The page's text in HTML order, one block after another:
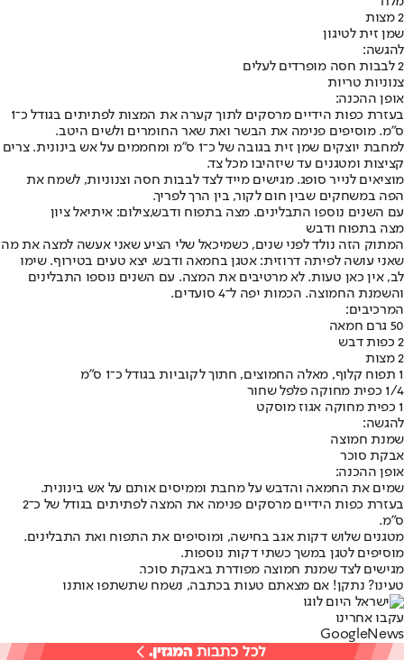
2 מצות
שמן זית לטיגון
להגשה:
2 לבבות חסה מופרדים לעלים
צנוניות טריות
אופן ההכנה:
בעזרת כפות הידיים מרסקים לתוך קערה את המצות לפתיתים בגודל כ־1
ס"מ. מוסיפים פנימה את הבשר ואת שאר החומרים ולשים היטב.
למחבת יוצקים שמן זית בגובה של כ־1 ס"מ ומחממים על אש בינונית. צרים
קציצות ומטגנים עד שיזהיבו מכל צד.
מוציאים לנייר סופג. מגישים מייד לצד לבבות חסה וצנוניות, לשמח את
הפה במשחקים שבין חום לקור, בין הרך לפריך.
עם השנים נוספו התבלינים. מצה בתפוח ודבש,צילום: איתיאל ציון
מצה בתפוח ודבש
המתוק הזה נולד לפני שנים, כשמיכאל שלי הציע שאני אעשה למצה את מה
שאני עושה לפיתה דרוזית: אטגן בחמאה ודבש. יצא טעים בטירוף. שימו
לב, אין כאן טעות. לא מרטיבים את המצה. עם השנים נוספו התבלינים
והשמנת החמוצה. הכמות יפה ל־4 סועדים.
המרכיבים:
50 גרם חמאה
2 כפות דבש
2 מצות
1 תפוח קלוף, מאלה החמוצים, חתוך לקוביות בגודל כ־1 ס"מ
1/4 כפית מחוקה פלפל שחור
1 כפית מחוקה אגוז מוסקט
להגשה:
שמנת חמוצה
אבקת סוכר
אופן ההכנה:
שמים את החמאה והדבש על מחבת וממיסים אותם על אש בינונית.
בעזרת כפות הידיים מרסקים פנימה את המצה לפתיתים בגודל של כ־2
ס"מ.
מטגנים שלוש דקות אגב בחישה, ומוסיפים את התפוח ואת התבלינים.
מוסיפים לטגן במשך כשתי דקות נוספות.
מגישים לצד שמנת חמוצה מפודרת באבקת סוכר.
טעינו? נתקן! אם מצאתם טעות בכתבה, נשמח שתשתפו אותנו
עקבו אחרינו
Googl eNews